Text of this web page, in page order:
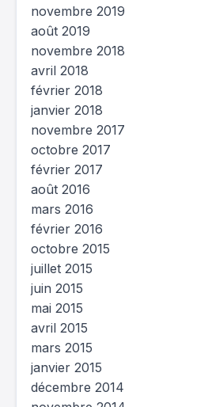
novembre 2019
août 2019
novembre 2018
avril 2018
février 2018
janvier 2018
novembre 2017
octobre 2017
février 2017
août 2016
mars 2016
février 2016
octobre 2015
juillet 2015
juin 2015
mai 2015
avril 2015
mars 2015
janvier 2015
décembre 2014